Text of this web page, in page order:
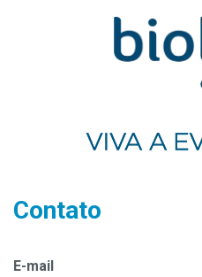
Contato
E-mail